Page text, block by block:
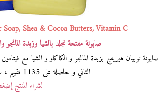
Shea & Cocoa Butters, Vitamin C
صابونة مفتحة للجلد بالشيا وزبدة
الثاني و حاصلة على 1135 تقييم ، سعرها 15 ريال سعودي
لشراء المنتج